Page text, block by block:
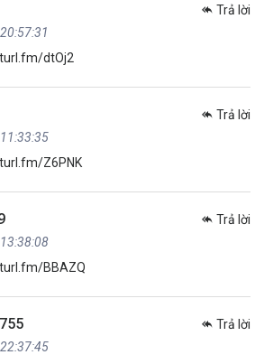
Trả lời
dtOj2
Trả lời
Z6PNK
Trả lời
BBAZQ
Trả lời